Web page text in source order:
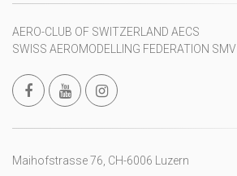
AERO-CLUB OF SWITZERLAND AECS
SWISS AEROMODELLING FEDERATION SMV
Maihofstrasse 76, CH-6006 Luzern